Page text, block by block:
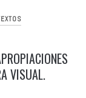
VISUAL.